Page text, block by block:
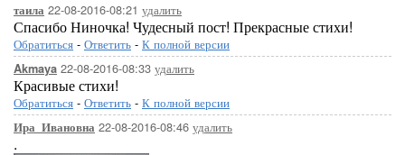
таила 22-08-2016-08:21 удалить
Спасибо Ниночка! Чудесный пост! Прекрасные стихи!
Обратиться - Ответить - К полной версии
Akmaya 22-08-2016-08:33 удалить
Красивые стихи!
Обратиться - Ответить - К полной версии
Ира_Ивановна 22-08-2016-08:46 удалить
.